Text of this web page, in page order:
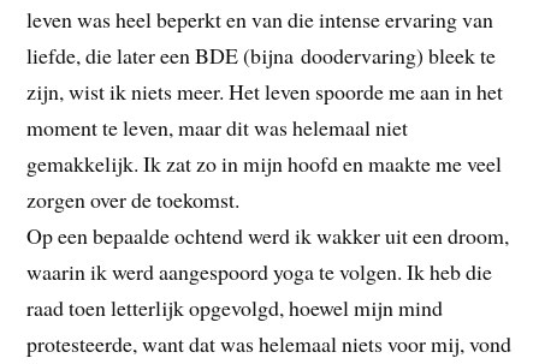
leven was heel beperkt en van die intense ervaring van
liefde, die later een BDE (bijna doodervaring) bleek te
zijn, wist ik niets meer. Het leven spoorde me aan in het
moment te leven, maar dit was helemaal niet
gemakkelijk. Ik zat zo in mijn hoofd en maakte me veel
zorgen over de toekomst.
Op een bepaalde ochtend werd ik wakker uit een droom,
waarin ik werd aangespoord yoga te volgen. Ik heb die
raad toen letterlijk opgevolgd, hoewel mijn mind
protesteerde, want dat was helemaal niets voor mij, vond